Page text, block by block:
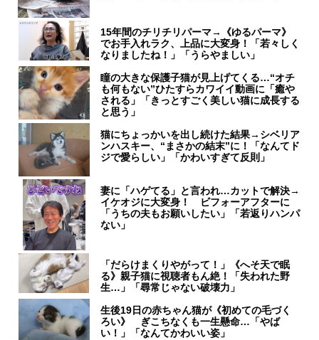
15年間のチリチリパーマ→《ゆるパーマ》
でお手入れラク、上品に大変身！「若々しく
なりましたね！」「うらやましい」
瞳の大きな保護子猫が見上げてくる…“オチ
も何もない”ひたすらカワイイ動画に「癒や
される」「きっとすごく美しい猫に成長する
と思う」
猫にちょっかいを出し続けた結果→シベリア
ンハスキー、“まさかの結末”に！「なんてド
ジで愛らしい」「かわいすぎて反則」
妻に「ハゲてる」と言われ…カットで解決→
イケオジに大変身！ ビフォーアフターに
「うちの夫もお願いしたい」「若返りハンパ
ない」
「だらけまくりやがって！」《へそ天で眠
る》親子猫に視聴者もん絶！「失われた野
生…」「尋常じゃない破壊力」
生後19日の赤ちゃん猫が《初めての毛づく
ろい》 ぎこちなくも一生懸命…「やば
い！」「なんてかわいい姿」